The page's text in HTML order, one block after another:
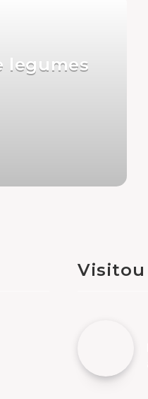
legumes
Visitou